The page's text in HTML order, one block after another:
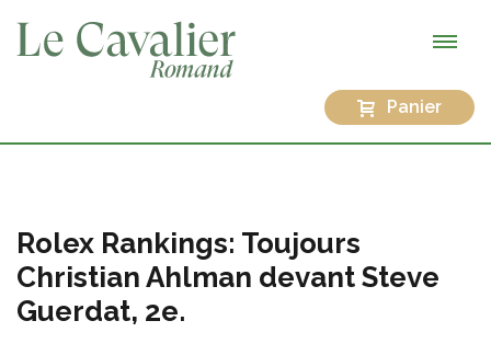
Panier
Rolex Rankings: Toujours
Christian Ahlman devant Steve
Guerdat, 2e.